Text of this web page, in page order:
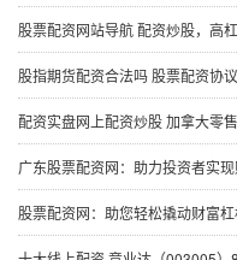
股票配资网站导航 配资炒股，高
股指期货配资合法吗 股票配资协
配资实盘网上配资炒股 加拿大零
广东股票配资网：助力投资者实
股票配资网：助您轻松撬动财富